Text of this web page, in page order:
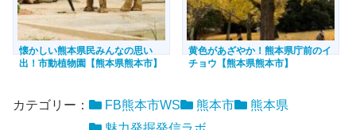
懐かしい熊本県民みんなの思い
出！市動植物園【熊本県熊本市】
黄色があざやか！熊本県庁前のイ
チョウ【熊本県熊本市】
カテゴリー： FB熊本市WS 熊本市
熊本県